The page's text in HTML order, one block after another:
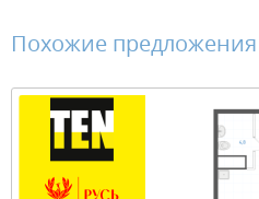
Похожие предложения